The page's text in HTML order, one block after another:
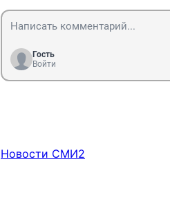
Гость
Войти
Новости СМИ2